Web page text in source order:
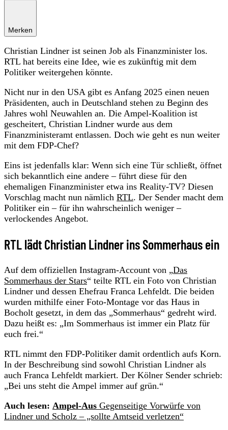
Merken
Christian Lindner ist seinen Job als Finanzminister los.
RTL hat bereits eine Idee, wie es zukünftig mit dem
Politiker weitergehen könnte.
Nicht nur in den USA gibt es Anfang 2025 einen neuen
Präsidenten, auch in Deutschland stehen zu Beginn des
Jahres wohl Neuwahlen an. Die Ampel-Koalition ist
gescheitert, Christian Lindner wurde aus dem
Finanzministeramt entlassen. Doch wie geht es nun weiter
mit dem FDP-Chef?
Eins ist jedenfalls klar: Wenn sich eine Tür schließt, öffnet
sich bekanntlich eine andere – führt diese für den
ehemaligen Finanzminister etwa ins Reality-TV? Diesen
Vorschlag macht nun nämlich RTL. Der Sender macht dem
Politiker ein – für ihn wahrscheinlich weniger –
verlockendes Angebot.
RTL lädt Christian Lindner ins Sommerhaus ein
Auf dem offiziellen Instagram-Account von „Das
Sommerhaus der Stars“ teilte RTL ein Foto von Christian
Lindner und dessen Ehefrau Franca Lehfeldt. Die beiden
wurden mithilfe einer Foto-Montage vor das Haus in
Bocholt gesetzt, in dem das „Sommerhaus“ gedreht wird.
Dazu heißt es: „Im Sommerhaus ist immer ein Platz für
euch frei.“
RTL nimmt den FDP-Politiker damit ordentlich aufs Korn.
In der Beschreibung sind sowohl Christian Lindner als
auch Franca Lehfeldt markiert. Der Kölner Sender schrieb:
„Bei uns steht die Ampel immer auf grün.“
Auch lesen: Ampel-Aus Gegenseitige Vorwürfe von
Lindner und Scholz – „sollte Amtseid verletzen“